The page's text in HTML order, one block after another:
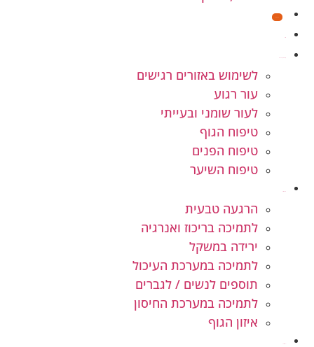
לשימוש באזורים רגישים
עור רגוע
לעור שומני ובעייתי
טיפוח הגוף
טיפוח הפנים
טיפוח השיער
הרגעה טבעית
לתמיכה בריכוז ואנרגיה
ירידה במשקל
לתמיכה במערכת העיכול
תוספים לנשים / לגברים
לתמיכה במערכת החיסון
איזון הגוף